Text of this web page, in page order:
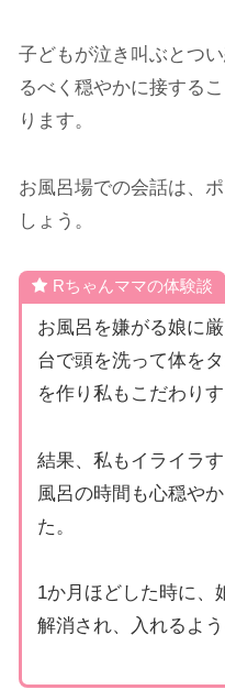
子どもが泣き叫ぶとつ
るべく穏やかに接する
ります。
お風呂場での会話は、
しょう。
Rちゃんママの体験談
お風呂を嫌がる娘に
台で頭を洗って体を
を作り私もこだわり
結果、私もイライラ
風呂の時間も心穏や
た。
1か月ほどした時に、
解消され、入れるよ